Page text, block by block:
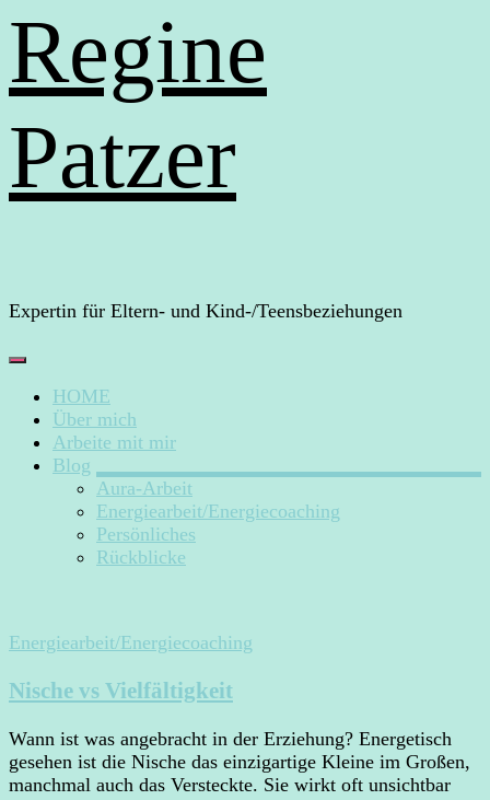
Regine
Patzer
Expertin für Eltern- und Kind-/Teensbeziehungen
HOME
Über mich
Arbeite mit mir
Blog
Aura-Arbeit
Energiearbeit/Energiecoaching
Persönliches
Rückblicke
Energiearbeit/Energiecoaching
Nische vs Vielfältigkeit
Wann ist was angebracht in der Erziehung? Energetisch
gesehen ist die Nische das einzigartige Kleine im Großen,
manchmal auch das Versteckte. Sie wirkt oft unsichtbar